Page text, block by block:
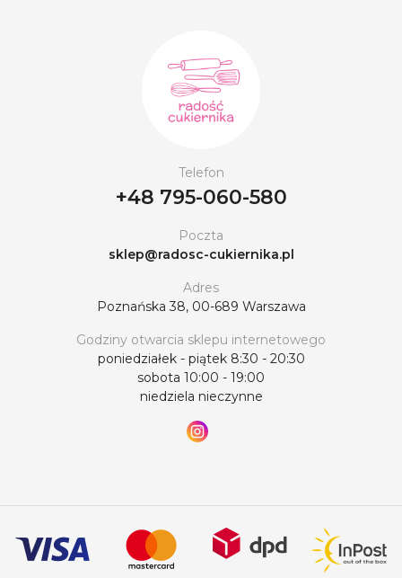
Telefon
+48 795-060-580
Poczta
sklep@radosc-cukiernika.pl
Adres
Poznańska 38, 00-689 Warszawa
Godziny otwarcia sklepu internetowego
poniedziałek - piątek 8:30 - 20:30
sobota 10:00 - 19:00
niedziela nieczynne